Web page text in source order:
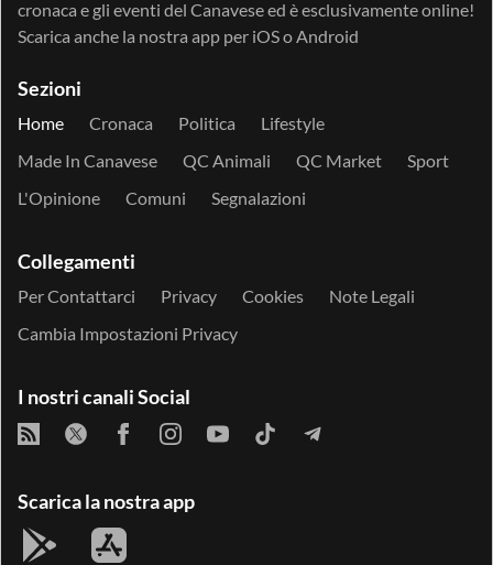
cronaca e gli eventi del Canavese ed è esclusivamente online!
Scarica anche la nostra app per iOSoAndroid
Sezioni
Home Cronaca Politica
Lifestyle
Made In Canavese
QC Animali QC Market
Sport
L'Opinione
Comuni Segnalazioni
Collegamenti
Per Contattarci Privacy Cookies
Note Legali
Cambia Impostazioni Privacy
I nostri canali Social
Scarica la nostra app